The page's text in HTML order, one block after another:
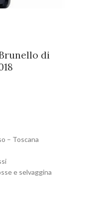
di
– Toscana
e selvaggina